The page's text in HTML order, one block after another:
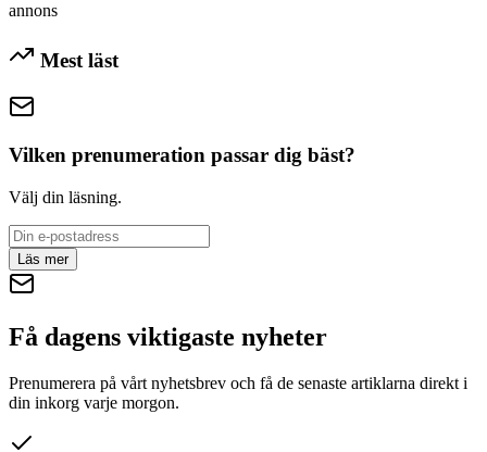
annons
Mest läst
Vilken prenumeration passar dig bäst?
Välj din läsning.
Läs mer
Få dagens viktigaste nyheter
Prenumerera på vårt nyhetsbrev och få de senaste artiklarna direkt i
din inkorg varje morgon.